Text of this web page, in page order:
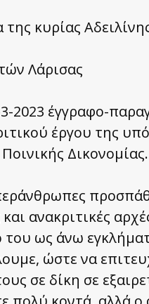
κυρίας
Λάρισας
2023 έγγραφο-
έργου της
Δικονομίας.
ανακριτικές
ως άνω
ώστε να
σε δίκη σε